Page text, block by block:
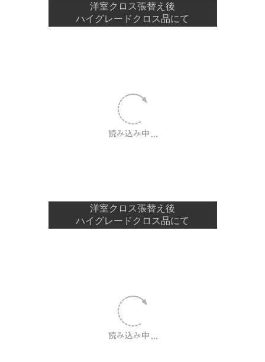
洋室クロス張替え後
ハイグレードクロス品にて
洋室クロス張替え後
ハイグレードクロス品にて